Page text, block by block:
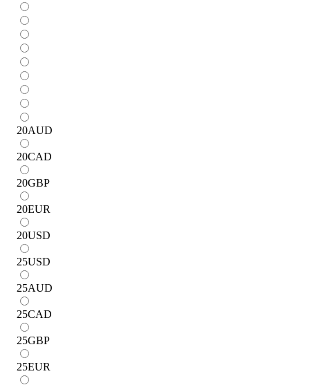
20AUD
20CAD
20GBP
20EUR
20USD
25USD
25AUD
25CAD
25GBP
25EUR